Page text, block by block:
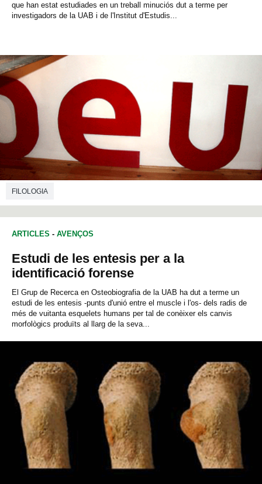
que han estat estudiades en un treball minuciós dut a terme per
investigadors de la UAB i de l'Institut d'Estudis...
FILOLOGIA
ARTICLES - AVENÇOS
Estudi de les entesis per a la
identificació forense
El Grup de Recerca en Osteobiografia de la UAB ha dut a terme un
estudi de les entesis -punts d'unió entre el muscle i l'os- dels radis de
més de vuitanta esquelets humans per tal de conèixer els canvis
morfològics produïts al llarg de la seva...